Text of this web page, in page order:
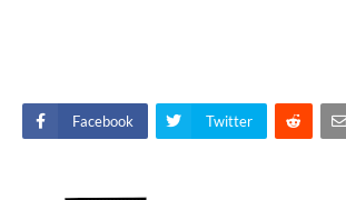
Facebook Twitter